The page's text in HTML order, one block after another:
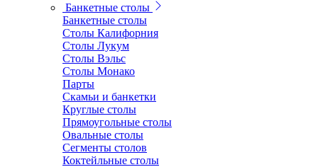
Банкетные столы
Банкетные столы
Столы Калифорния
Столы Лукум
Столы Вэльс
Столы Монако
Парты
Скамьи и банкетки
Круглые столы
Прямоугольные столы
Овальные столы
Сегменты столов
Коктейльные столы